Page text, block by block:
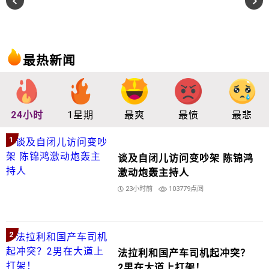
最热新闻
24小时 1星期 最爽 最愤 最悲
1
谈及自闭儿访问变吵架 陈锦鸿
激动炮轰主持人
23小时前 103779点阅
2
法拉利和国产车司机起冲突？